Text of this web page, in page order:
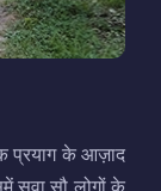
प्रयाग के आज़ाद